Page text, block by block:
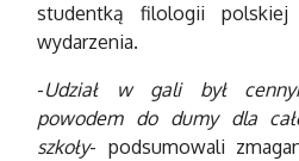
studentką filologii polskiej
wydarzenia.
-Udział w gali był
powodem do dumy dla
szkoły- podsumowali